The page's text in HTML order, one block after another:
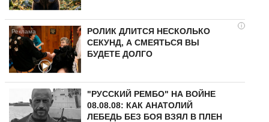
i
РОЛИК ДЛИТСЯ НЕСКОЛЬКО
СЕКУНД, А СМЕЯТЬСЯ ВЫ
БУДЕТЕ ДОЛГО
"РУССКИЙ РЕМБО" НА ВОЙНЕ
08.08.08: КАК АНАТОЛИЙ
ЛЕБЕДЬ БЕЗ БОЯ ВЗЯЛ В ПЛЕН